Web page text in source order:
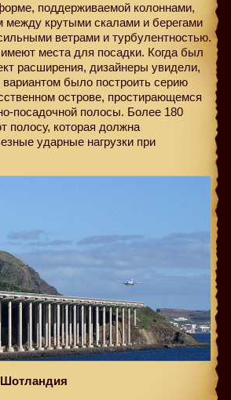
поддерживаемой колоннами,
между крутыми скалами и берегами
ветрами и турбулентностью.
места для посадки. Когда был
расширения, дизайнеры увидели,
было построить серию
острове, простирающемся
посадочной полосы. Более 180
полосу, которая должна
ударные нагрузки при